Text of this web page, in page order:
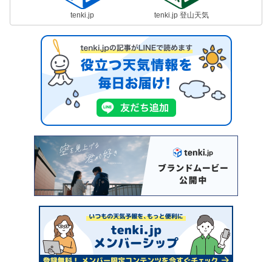
tenki.jp tenki.jp 登山天気